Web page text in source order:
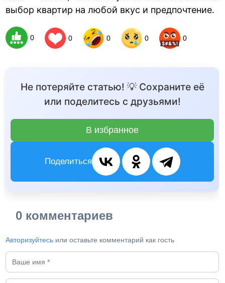
выбор квартир на любой вкус и предпочтение.
0 0 0 0 0
Не потеряйте статью! 💡 Сохраните её
или поделитесь с друзьями!
В избранное
Поделиться
0 комментариев
Авторизуйтесь или оставьте комментарий как гость